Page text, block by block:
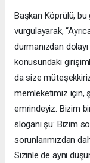
Başkan Köprülü,
vurgulayarak,
durmanızdan
konusundaki
da size
memleketimiz için,
emrindeyiz. Bizim
sloganı şu: Bizim
sorunlarımızdan
Sizinle de aynı